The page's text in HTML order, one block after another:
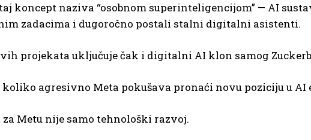
koncept naziva “osobnom superinteligencijom” — AI
zadacima i dugoročno postali stalni digitalni asistenti.
projekata uključuje čak i digitalni AI klon samog
koliko agresivno Meta pokušava pronaći novu poziciju u AI
Metu nije samo tehnološki razvoj.